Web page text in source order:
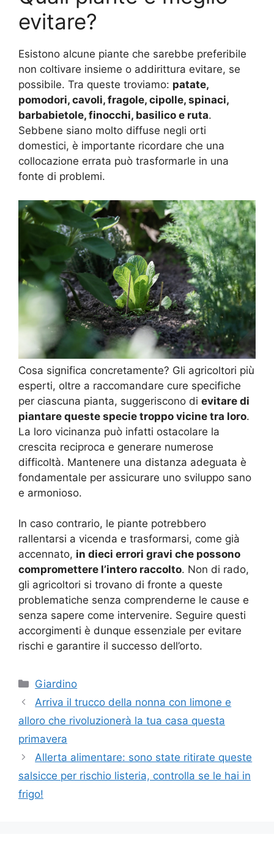
evitare?
Esistono alcune piante che sarebbe preferibile
non coltivare insieme o addirittura evitare, se
possibile. Tra queste troviamo: patate,
pomodori, cavoli, fragole, cipolle, spinaci,
barbabietole, finocchi, basilico e ruta.
Sebbene siano molto diffuse negli orti
domestici, è importante ricordare che una
collocazione errata può trasformarle in una
fonte di problemi.
Cosa significa concretamente? Gli agricoltori più
esperti, oltre a raccomandare cure specifiche
per ciascuna pianta, suggeriscono di evitare di
piantare queste specie troppo vicine tra loro.
La loro vicinanza può infatti ostacolare la
crescita reciproca e generare numerose
difficoltà. Mantenere una distanza adeguata è
fondamentale per assicurare uno sviluppo sano
e armonioso.
In caso contrario, le piante potrebbero
rallentarsi a vicenda e trasformarsi, come già
accennato, in dieci errori gravi che possono
compromettere l’intero raccolto. Non di rado,
gli agricoltori si trovano di fronte a queste
problematiche senza comprenderne le cause e
senza sapere come intervenire. Seguire questi
accorgimenti è dunque essenziale per evitare
rischi e garantire il successo dell’orto.
Categorie
Giardino
Arriva il trucco della nonna con limone e
alloro che rivoluzionerà la tua casa questa
primavera
Allerta alimentare: sono state ritirate queste
salsicce per rischio listeria, controlla se le hai in
frigo!